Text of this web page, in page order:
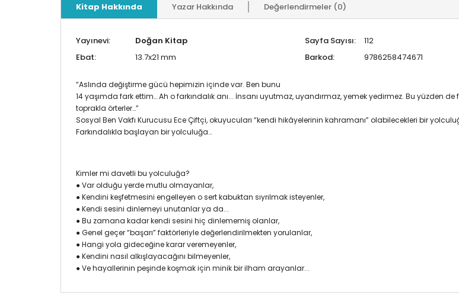
Kitap Hakkında Yazar Hakkında Değerlendirmeler (0)
Yayınevi: Doğan Kitap Sayfa Sayısı: 112
Ebat:
13.7x21 mm Barkod: 9786258474671
“Aslında değiştirme gücü hepimizin içinde var. Ben bunu
14 yaşımda fark ettim… Ah o farkındalık anı... İnsanı uyutmaz, uyandırmaz, yemek yedirmez. Bu yüzden
toprakla örterler…”
Sosyal Ben Vakfı Kurucusu Ece Çiftçi, okuyucuları “kendi hikâyelerinin kahramanı” olabilecekleri bir
Farkındalıkla başlayan bir yolculuğa…
Kimler mi davetli bu yolculuğa?
● Var olduğu yerde mutlu olmayanlar,
● Kendini keşfetmesini engelleyen o sert kabuktan sıyrılmak isteyenler,
● Kendi sesini dinlemeyi unutanlar ya da...
● Bu zamana kadar kendi sesini hiç dinlememiş olanlar,
● Genel geçer “başarı” faktörleriyle değerlendirilmekten yorulanlar,
● Hangi yola gideceğine karar veremeyenler,
● Kendini nasıl alkışlayacağını bilmeyenler,
● Ve hayallerinin peşinde koşmak için minik bir ilham arayanlar...